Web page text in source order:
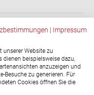
​Media Ka­nä­le
| Impressum
unserer Website zu
dienen beispielsweise dazu,
anzuzeigen und
Besuche zu generieren. Für
Cookies öffnen Sie die